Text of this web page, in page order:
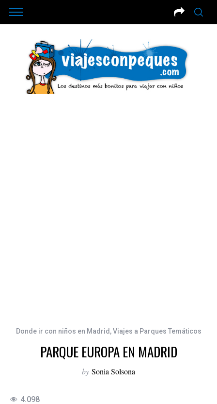
Donde ir con niños en Madrid ,Viajes a Parques Temáticos
PARQUE EUROPA EN MADRID
by Sonia Solsona
4.098